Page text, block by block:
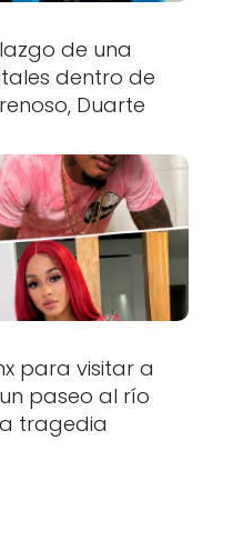
de una
dentro de
Duarte
para visitar a
paseo al río
tragedia